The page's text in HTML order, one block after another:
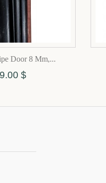
Door 8 Mm,...
$